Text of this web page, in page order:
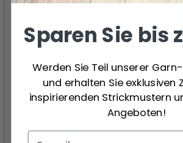
PRYM LEUCTLUPE MIT
KLEMMVORRICHTUNG
97.75 €
LUPE
Sparen Sie bis
Werden Sie Teil unserer
und erhalten Sie exklusiven
inspirierenden Strickmustern
Angeboten!